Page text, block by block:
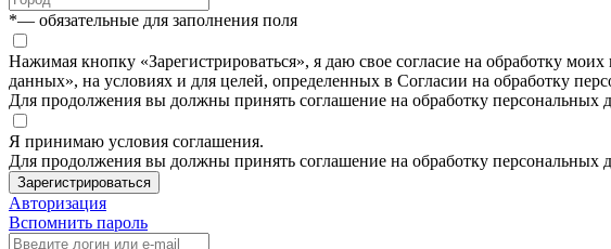
*— обязательные для заполнения поля
Нажимая кнопку «Зарегистрироваться», я даю свое согласие на обработку
данных», на условиях и для целей, определенных в Согласии на обработку
Для продолжения вы должны принять соглашение на обработку персональных
Я принимаю условия соглашения.
Для продолжения вы должны принять соглашение на обработку персональных
Зарегистрироваться
Авторизация
Вспомнить пароль